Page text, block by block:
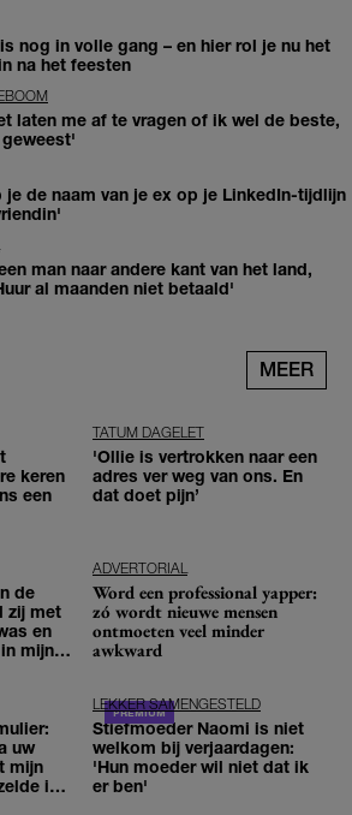
nog in volle gang – en hier rol je nu het
na het feesten
laten me af te vragen of ik wel de beste,
je de naam van je ex op je LinkedIn-tijdlijn
man naar andere kant van het land,
al maanden niet betaald'
MEER
keren
een
TATUM DAGELET
'Ollie is vertrokken naar een
adres ver weg van ons. En
dat doet pijn’
de
zij met
en
mijn
ADVERTORIAL
Word een professional yapper:
zó wordt nieuwe mensen
ontmoeten veel minder
awkward
uw
mijn
ik
LEKKER SAMENGESTELD
Stiefmoeder Naomi is niet
welkom bij verjaardagen:
'Hun moeder wil niet dat ik
er ben'